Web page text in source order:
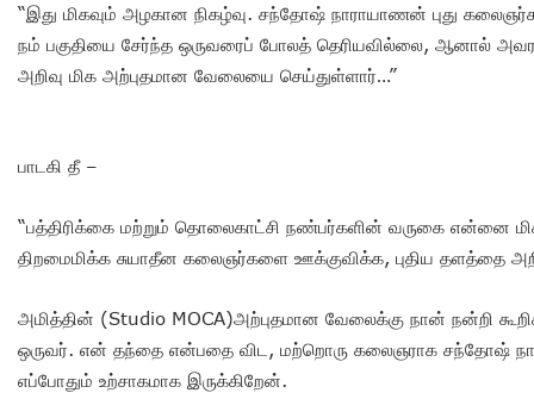
“இது மிகவும் அழகான நிகழ்வு. சந்தோஷ் நாராயாணன் புது
நம் பகுதியை சேர்ந்த ஒருவரைப் போலத் தெரியவில்லை, ஆனால் அவரது
அறிவு மிக அற்புதமான வேலையை செய்துள்ளார்…”
பாடகி தீ –
“பத்திரிக்கை மற்றும் தொலைகாட்சி நண்பர்களின் வருகை என்னை
திறமைமிக்க சுயாதீன கலைஞர்களை ஊக்குவிக்க, புதிய தளத்தை
அமித்தின் (Studio MOCA)அற்புதமான வேலைக்கு நான் நன்றி
ஒருவர். என் தந்தை என்பதை விட, மற்றொரு கலைஞராக சந்தோஷ்
எப்போதும் உற்சாகமாக இருக்கிறேன்.